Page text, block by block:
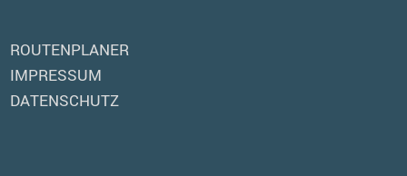
ROUTENPLANER
IMPRESSUM
DATENSCHUTZ